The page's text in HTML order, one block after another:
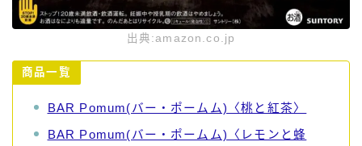
出典:amazon.co.jp
商品一覧
BAR Pomum(バー・ポームム)〈桃と紅茶〉
BAR Pomum(バー・ポームム)〈レモンと蜂